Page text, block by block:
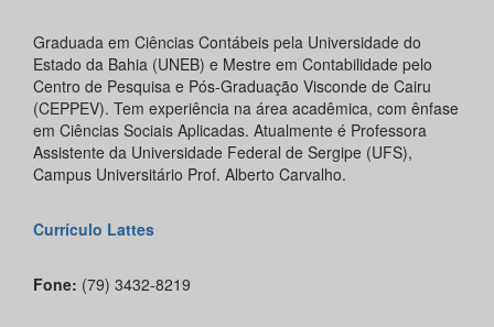
Graduada em Ciências Contábeis pela Universidade do
Estado da Bahia (UNEB) e Mestre em Contabilidade pelo
Centro de Pesquisa e Pós-Graduação Visconde de Cairu
(CEPPEV). Tem experiência na área acadêmica, com ênfase
em Ciências Sociais Aplicadas. Atualmente é Professora
Assistente da Universidade Federal de Sergipe (UFS),
Campus Universitário Prof. Alberto Carvalho.
Currículo Lattes
Fone: (79) 3432-8219